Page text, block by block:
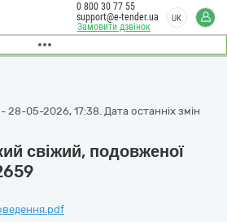
Замовити дзвінок
0 800 30 77 55
support@e-tender.ua
UK
05-2026, 17:38. Дата останніх змін
свіжий, подовженої